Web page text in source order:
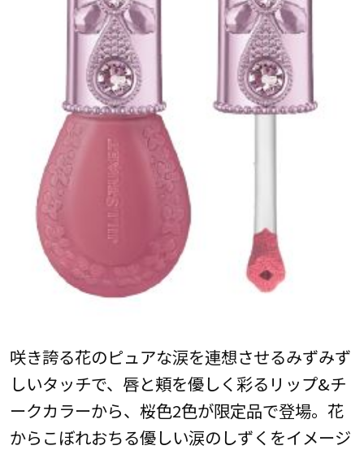
咲き誇る花のピュアな涙を連想させるみずみず
しいタッチで、唇と頬を優しく彩るリップ&チ
ークカラーから、桜色2色が限定品で登場。花
からこぼれおちる優しい涙のしずくをイメージ